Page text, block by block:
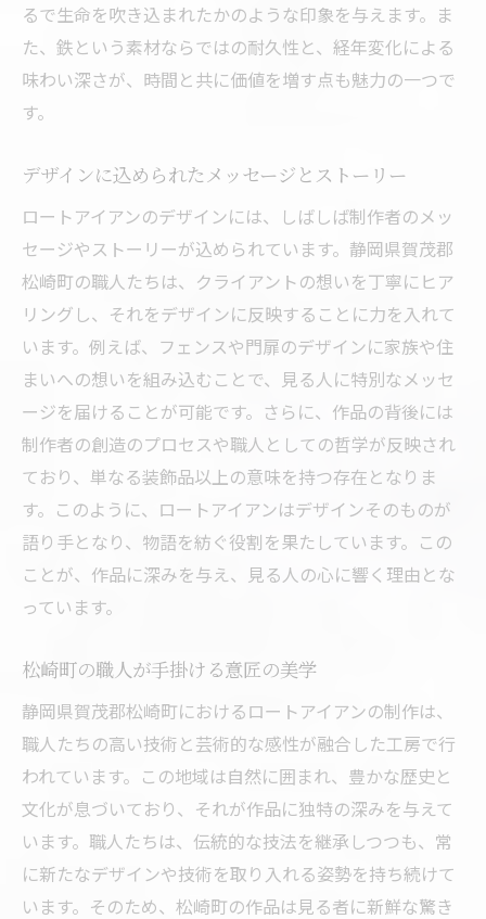
るで生命を吹き込まれたかのような印象を与えます。ま
た、鉄という素材ならではの耐久性と、経年変化による
味わい深さが、時間と共に価値を増す点も魅力の一つで
す。
デザインに込められたメッセージとストーリー
ロートアイアンのデザインには、しばしば制作者のメッ
セージやストーリーが込められています。静岡県賀茂郡
松崎町の職人たちは、クライアントの想いを丁寧にヒア
リングし、それをデザインに反映することに力を入れて
います。例えば、フェンスや門扉のデザインに家族や住
まいへの想いを組み込むことで、見る人に特別なメッセ
ージを届けることが可能です。さらに、作品の背後には
制作者の創造のプロセスや職人としての哲学が反映され
ており、単なる装飾品以上の意味を持つ存在となりま
す。このように、ロートアイアンはデザインそのものが
語り手となり、物語を紡ぐ役割を果たしています。この
ことが、作品に深みを与え、見る人の心に響く理由とな
っています。
松崎町の職人が手掛ける意匠の美学
静岡県賀茂郡松崎町におけるロートアイアンの制作は、
職人たちの高い技術と芸術的な感性が融合した工房で行
われています。この地域は自然に囲まれ、豊かな歴史と
文化が息づいており、それが作品に独特の深みを与えて
います。職人たちは、伝統的な技法を継承しつつも、常
に新たなデザインや技術を取り入れる姿勢を持ち続けて
います。そのため、松崎町の作品は見る者に新鮮な驚き